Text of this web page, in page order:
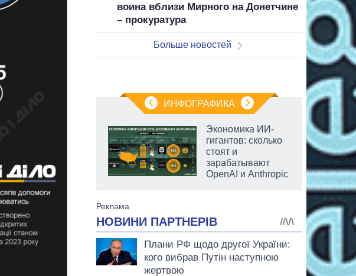
воина вблизи Мирного на Донетчине
– прокуратура
Больше новостей
ИНФОГРАФИКА
городах Украины
на начало августа
Экономика ИИ-
гигантов: сколько
стоят и
зарабатывают
OpenAI и Anthropic